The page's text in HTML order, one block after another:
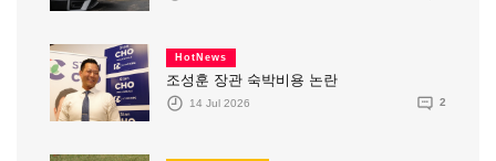
HotNews
조성훈 장관 숙박비용 논란
14 Jul 2026 2